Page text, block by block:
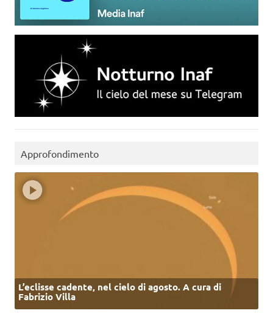
Approfondimento
L’eclisse cadente, nel cielo di agosto. A cura di
Fabrizio Villa